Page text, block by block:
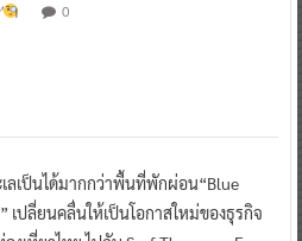
0
เลเป็นได้มากกว่าพื้นที่พักผ่อน“Blue
เปลี่ยนคลื่นให้เป็นโอกาสใหม่ของธุรกิจ